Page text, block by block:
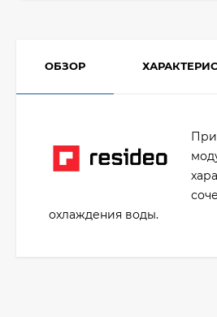
ОБЗОР
охлаждения воды.